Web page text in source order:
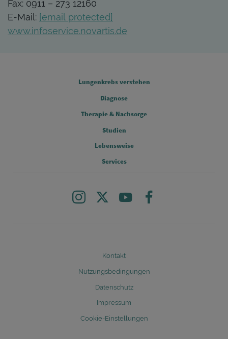
Fax: 0911 – 273 12160
E-Mail: [email protected]
www.infoservice.novartis.de
Lungenkrebs verstehen
Diagnose
Therapie & Nachsorge
Studien
Lebensweise
Services
Instagram Youtube
Kontakt
Nutzungsbedingungen
Datenschutz
Impressum
Cookie-Einstellungen